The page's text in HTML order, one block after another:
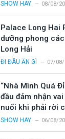
SHOW HAY 08/08/
Palace Long Hai
dưỡng phong
Long Hải
ĐI ĐÂU ĂN GÌ 07/08/
“Nhà Mình Quá
đầu đảm nhận
nuối khi phải rời
SHOW HAY 06/08/